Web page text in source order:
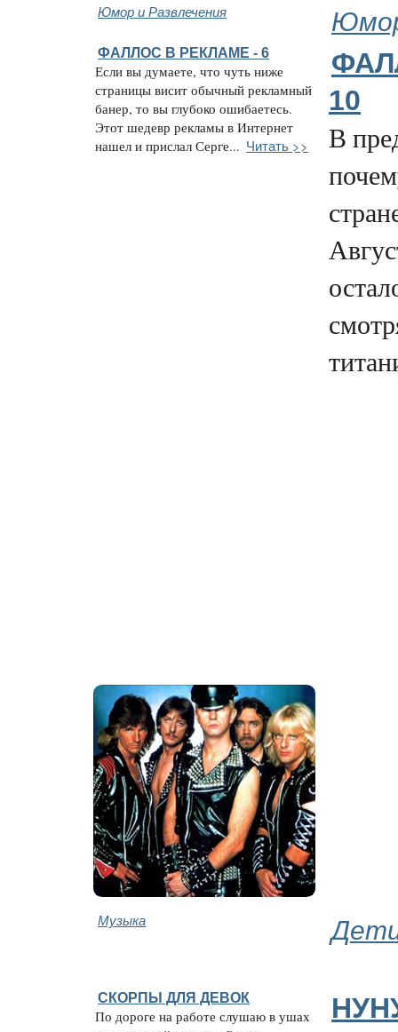
Юмор и Развлечения
ФАЛЛОС В РЕКЛАМЕ - 6
Если вы думаете, что чуть ниже
страницы висит обычный рекламный
банер, то вы глубоко ошибаетесь.
Этот шедевр рекламы в Интернет
нашел и прислал Серге... Читать >>
10
В
Музыка
СКОРПЫ ДЛЯ ДЕВОК
По дороге на работе слушаю в ушах